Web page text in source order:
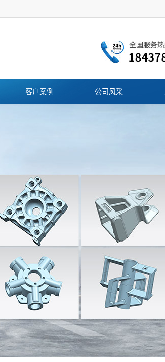
客户案例 公司风采